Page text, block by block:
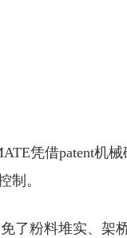
凭借patent机械
制。
了粉料堆实、架